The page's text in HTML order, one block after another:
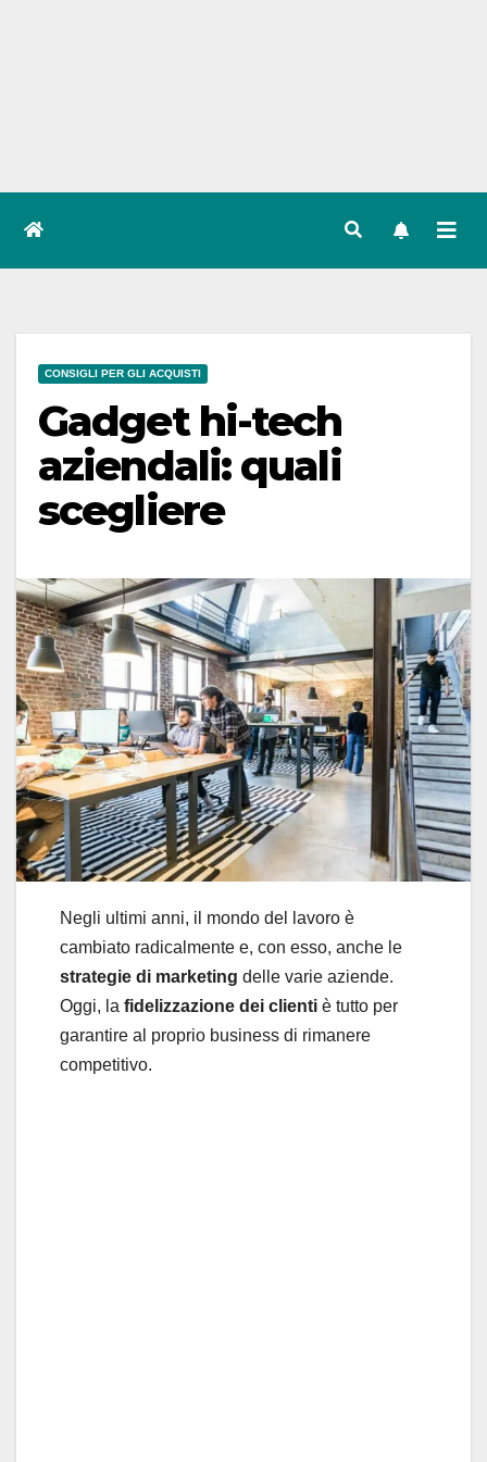
CONSIGLI PER GLI ACQUISTI
Gadget hi-tech
aziendali: quali
scegliere
Negli ultimi anni, il mondo del lavoro è
cambiato radicalmente e, con esso, anche le
strategie di marketing delle varie aziende.
Oggi, la fidelizzazione dei clienti è tutto per
garantire al proprio business di rimanere
competitivo.